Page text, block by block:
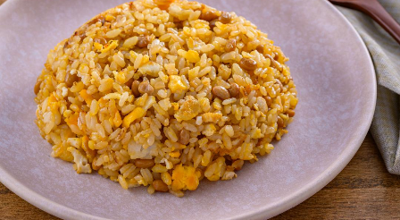
お酢ドリンク ぽん酢
みりん風・料理酒 鍋用調味料
つゆ たれ
キャンペーン情報
ブランド・スペシャルサイト
ブランド・スペシャルサイト トップ
商品ブランドサイト
Fibee（ファイビー）
くらしプラ酢
企業情報
国内事業概要